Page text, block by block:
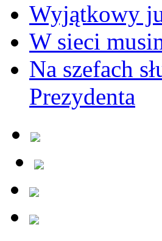
Wyjątkowy
W sieci
Na szefach
Prezydenta